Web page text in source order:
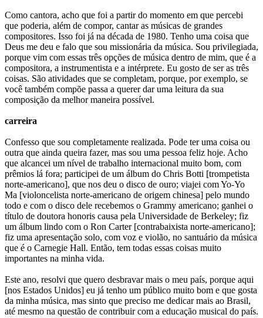
Como cantora, acho que foi a partir do momento em que percebi
que poderia, além de compor, cantar as músicas de grandes
compositores. Isso foi já na década de 1980. Tenho uma coisa que
Deus me deu e falo que sou missionária da música. Sou privilegiada,
porque vim com essas três opções de música dentro de mim, que é a
compositora, a instrumentista e a intérprete. Eu gosto de ser as três
coisas. São atividades que se completam, porque, por exemplo, se
você também compõe passa a querer dar uma leitura da sua
composição da melhor maneira possível.
carreira
Confesso que sou completamente realizada. Pode ter uma coisa ou
outra que ainda queira fazer, mas sou uma pessoa feliz hoje. Acho
que alcancei um nível de trabalho internacional muito bom, com
prêmios lá fora; participei de um álbum do Chris Botti [trompetista
norte-americano], que nos deu o disco de ouro; viajei com Yo-Yo
Ma [violoncelista norte-americano de origem chinesa] pelo mundo
todo e com o disco dele recebemos o Grammy americano; ganhei o
título de doutora honoris causa pela Universidade de Berkeley; fiz
um álbum lindo com o Ron Carter [contrabaixista norte-americano];
fiz uma apresentação solo, com voz e violão, no santuário da música
que é o Carnegie Hall. Então, tem todas essas coisas muito
importantes na minha vida.
Este ano, resolvi que quero desbravar mais o meu país, porque aqui
[nos Estados Unidos] eu já tenho um público muito bom e que gosta
da minha música, mas sinto que preciso me dedicar mais ao Brasil,
até mesmo na questão de contribuir com a educação musical do país.